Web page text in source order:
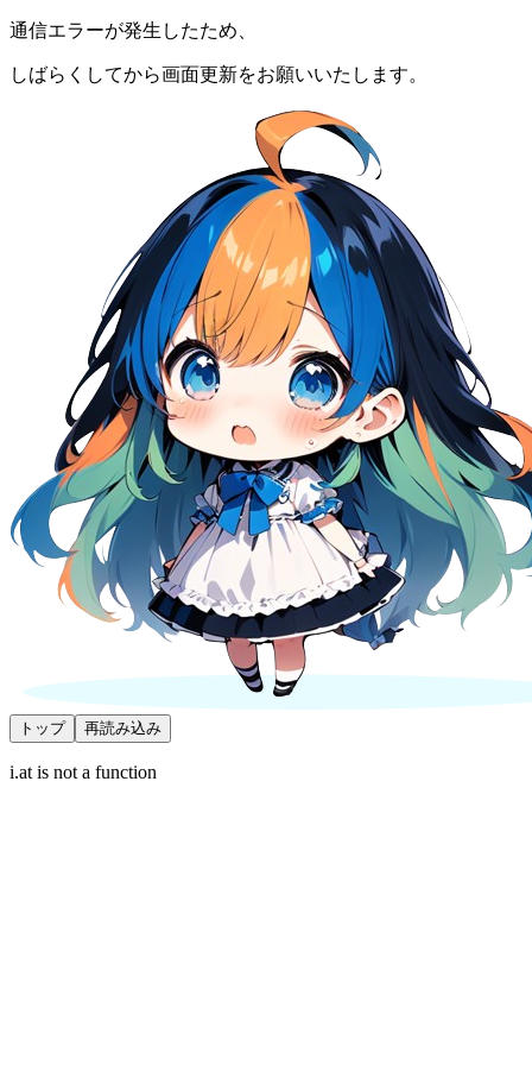
通信エラーが発生したため、
しばらくしてから画面更新をお願いいたします。
トップ 再読み込み
i.at is not a function